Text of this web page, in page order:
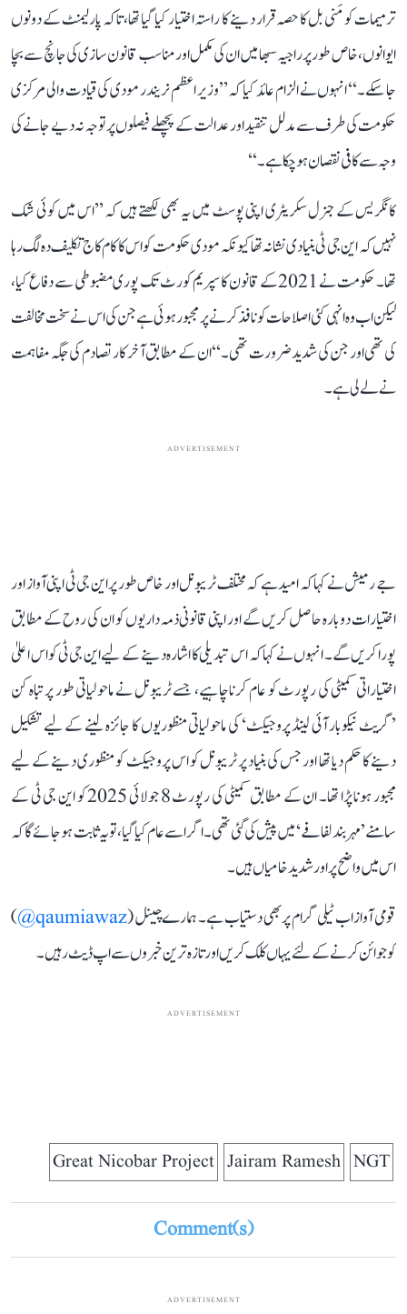
ترمیمات کو مَنی بل کا حصہ قرار دینے کا راستہ اختیار کیا گیا تھا، تاکہ پارلیمنٹ کے دونوں
ایوانوں، خاص طور پر راجیہ سبھا میں ان کی مکمل اور مناسب قانون سازی کی جانچ سے بچا
جا سکے۔‘‘ انہوں نے الزام عائد کیا کہ ’’وزیر اعظم نریندر مودی کی قیادت والی مرکزی
حکومت کی طرف سے مدلل تنقید اور عدالت کے پچھلے فیصلوں پر توجہ نہ دیے جانے کی
وجہ سے کافی نقصان ہو چکا ہے۔‘‘
کانگریس کے جنرل سکریٹری اپنی پوسٹ میں یہ بھی لکھتے ہیں کہ ’’اس میں کوئی شک
نہیں کہ این جی ٹی بنیادی نشانہ تھا کیونکہ مودی حکومت کو اس کا کام کاج تکلیف دہ لگ رہا
تھا۔ حکومت نے 2021 کے قانون کا سپریم کورٹ تک پوری مضبوطی سے دفاع کیا،
لیکن اب وہ انہی کئی اصلاحات کو نافذ کرنے پر مجبور ہوئی ہے جن کی اس نے سخت مخالفت
کی تھی اور جن کی شدید ضرورت تھی۔‘‘ ان کے مطابق آخر کار تصادم کی جگہ مفاہمت
نے لے لی ہے۔
ADVERTISEMENT
جے رمیش نے کہا کہ امید ہے کہ مختلف ٹریبونل اور خاص طور پر این جی ٹی اپنی آواز اور
اختیارات دوبارہ حاصل کریں گے اور اپنی قانونی ذمہ داریوں کو ان کی روح کے مطابق
پورا کریں گے۔ انہوں نے کہا کہ اس تبدیلی کا اشارہ دینے کے لیے این جی ٹی کو اس اعلیٰ
اختیاراتی کمیٹی کی رپورٹ کو عام کرنا چاہیے، جسے ٹریبونل نے ماحولیاتی طور پر تباہ کن
’گریٹ نیکوبار آئی لینڈ پروجیکٹ‘ کی ماحولیاتی منظوریوں کا جائزہ لینے کے لیے تشکیل
دینے کا حکم دیا تھا اور جس کی بنیاد پر ٹریبونل کو اس پروجیکٹ کو منظوری دینے کے لیے
مجبور ہونا پڑا تھا۔ ان کے مطابق کمیٹی کی رپورٹ 8 جولائی 2025 کو این جی ٹی کے
سامنے ’مہر بند لفافے‘ میں پیش کی گئی تھی۔ اگر اسے عام کیا گیا، تو یہ ثابت ہو جائے گا کہ
اس میں واضح پر اور شدید خامیاں ہیں۔
قومی آواز اب ٹیلی گرام پر بھی دستیاب ہے۔ ہمارے چینل (qaumiawaz@
)
کو جوائن کرنے کے لئے یہاں کلک کریں اور تازہ ترین خبروں سے اپ ڈیٹ رہیں۔
ADVERTISEMENT
NGT
Jairam Ramesh
Great Nicobar Project
Comment(s)
ADVERTISEMENT